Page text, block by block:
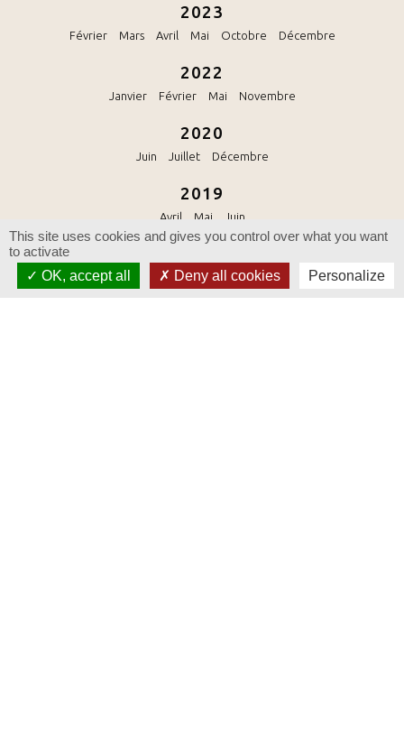
2023
Février Mars Avril Mai Octobre Décembre
2022
Janvier Février Mai Novembre
2020
Juin Juillet Décembre
2019
Avril Mai Juin
Février Avril Mai Juin Septembre Novembre
This site uses cookies and gives you control over what you want
to activate
OK, accept all
Deny all cookies Personalize